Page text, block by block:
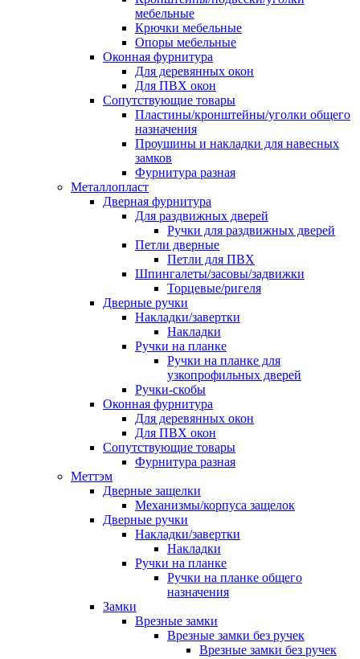
мебельные
Крючки мебельные
Опоры мебельные
Оконная фурнитура
Для деревянных окон
Для ПВХ окон
Сопутствующие товары
Пластины/кронштейны/уголки общего
назначения
Проушины и накладки для навесных
замков
Фурнитура разная
Металлопласт
Дверная фурнитура
Для раздвижных дверей
Ручки для раздвижных дверей
Петли дверные
Петли для ПВХ
Шпингалеты/засовы/задвижки
Торцевые/ригеля
Дверные ручки
Накладки/завертки
Накладки
Ручки на планке
Ручки на планке для
узкопрофильных дверей
Ручки-скобы
Оконная фурнитура
Для деревянных окон
Для ПВХ окон
Сопутствующие товары
Фурнитура разная
Меттэм
Дверные защелки
Механизмы/корпуса защелок
Дверные ручки
Накладки/завертки
Накладки
Ручки на планке
Ручки на планке общего
назначения
Замки
Врезные замки
Врезные замки без ручек
Врезные замки без ручек